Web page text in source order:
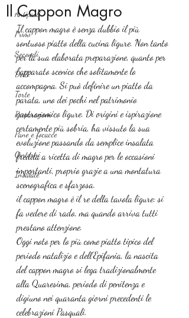
Antipasti
Primi
Secondi
Dolci
Torte
Preparazioni
Pane e focacce
Contorni
Insalate
Il Cappon Magro
Il cappon magro è senza dubbio il più
sontuoso piatto della cucina ligure. Non tanto
per la sua elaborata preparazione, quanto per
l’apparato scenico che solitamente lo
accompagna. Si può definire un piatto da
parata, uno dei pochi nel patrimonio
gastronomico ligure. Di origini e ispirazione
certamente più sobria, ha vissuto la sua
evoluzione passando da semplice insalata
fredda a ricetta di magro per le occasioni
importanti, proprio grazie a una montatura
scenografica e sfarzosa.
il cappon magro è il re della tavola ligure: si
fa vedere di rado, ma quando arriva tutti
prestano attenzione.
Oggi noto per lo più come piatto tipico del
periodo natalizio e dell’Epifania, la nascita
del cappon magro si lega tradizionalmente
alla Quaresima, periodo di penitenza e
digiuno nei quaranta giorni precedenti le
celebrazioni Pasquali.